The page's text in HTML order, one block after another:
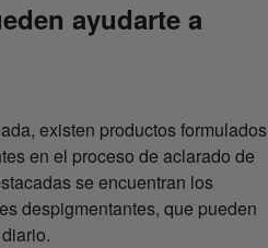
ayudarte a
existen productos formulados
en el proceso de aclarado de
se encuentran los
despigmentantes, que pueden